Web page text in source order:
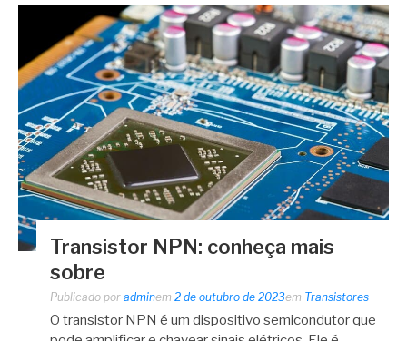
Transistor NPN: conheça mais
sobre
Publicado por adminem 2 de outubro de 2023em Transistores
O transistor NPN é um dispositivo semicondutor que